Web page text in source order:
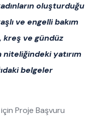
oluşturduğu
ve engelli bakım
ve gündüz
yatırım
belgeler
için Proje Başvuru